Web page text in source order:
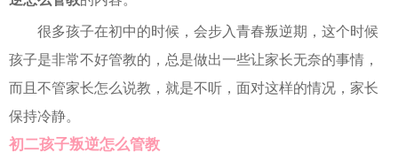
很多孩子在初中的时候，会步入青春叛逆期，这个时候
孩子是非常不好管教的，总是做出一些让家长无奈的事情，
而且不管家长怎么说教，就是不听，面对这样的情况，家长
保持冷静。
初二孩子叛逆怎么管教